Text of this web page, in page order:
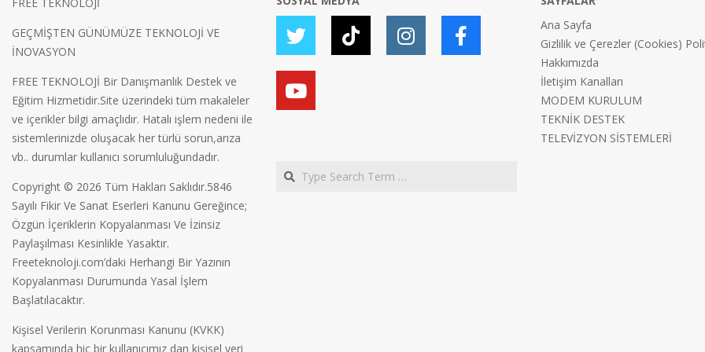
GEÇMİŞTEN GÜNÜMÜZE TEKNOLOJİ VE
İNOVASYON
FREE TEKNOLOJİ Bir Danışmanlık Destek ve
Eğitim Hizmetidir.Site üzerindeki tüm makaleler
ve içerikler bilgi amaçlıdır. Hatalı işlem nedeni ile
sistemlerinizde oluşacak her türlü sorun,arıza
vb.. durumlar kullanıcı sorumluluğundadır.
Copyright © 2026 Tüm Hakları Saklıdır.5846
Sayılı Fikir Ve Sanat Eserleri Kanunu Gereğince;
Özgün İçeriklerin Kopyalanması Ve İzinsiz
Paylaşılması Kesinlikle Yasaktır.
Freeteknoloji.com’daki Herhangi Bir Yazının
Kopyalanması Durumunda Yasal İşlem
Başlatılacaktır.
Kişisel Verilerin Korunması Kanunu (KVKK)
kapsamında hiç bir kullanıcımız dan kişisel veri
Search
Ana Sayfa
Gizlilik ve Çerezler (Cookies)
Hakkımızda
İletişim Kanalları
MODEM KURULUM
TEKNİK DESTEK
TELEVİZYON SİSTEMLERİ